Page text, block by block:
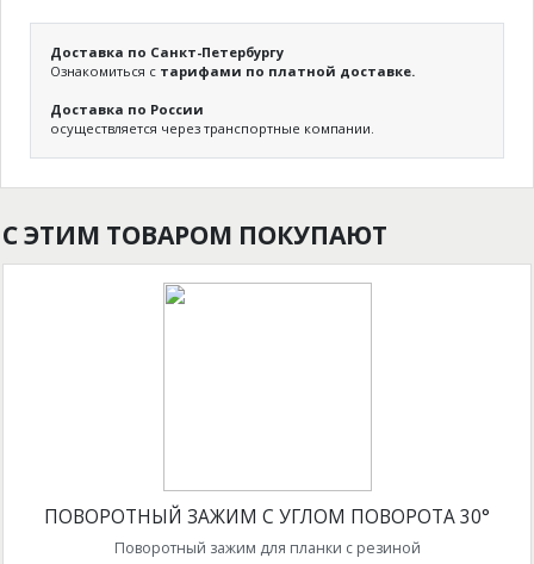
Доставка по Санкт-Петербургу
Ознакомиться с тарифами по платной доставке.
Доставка по России
осуществляется через транспортные компании.
С ЭТИМ ТОВАРОМ ПОКУПАЮТ
ПОВОРОТНЫЙ ЗАЖИМ С УГЛОМ ПОВОРОТА 30°
Поворотный зажим для планки с резиной